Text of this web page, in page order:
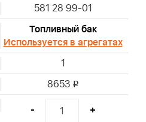
581 28 99-01
Топливный бак
Используется в агрегатах
1
8653 i
- +